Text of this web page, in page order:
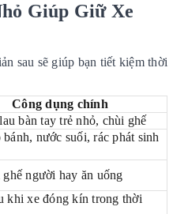
Giúp Giữ Xe
sau sẽ giúp bạn tiết kiệm thời
Công dụng chính
bàn tay trẻ nhỏ, chùi ghế
nước suối, rác phát sinh
người hay ăn uống
khi xe đóng kín trong thời